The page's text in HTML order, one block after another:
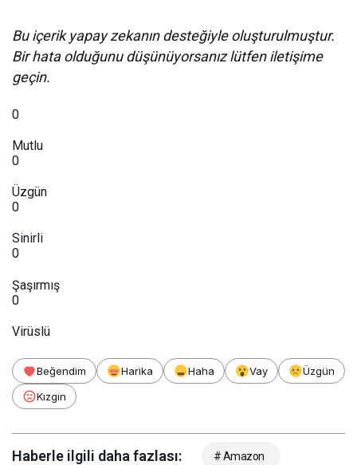
Bu içerik yapay zekanın desteğiyle oluşturulmuştur.
Bir hata olduğunu düşünüyorsanız lütfen iletişime
geçin.
0
Mutlu
0
Üzgün
0
Sinirli
0
Şaşırmış
0
Virüslü
Beğendim Harika Haha Vay
Üzgün
Kızgın
Haberle ilgili daha fazlası: # Amazon